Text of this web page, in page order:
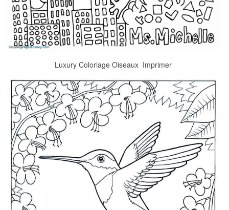
Luxury Coloriage Oiseaux  Imprimer